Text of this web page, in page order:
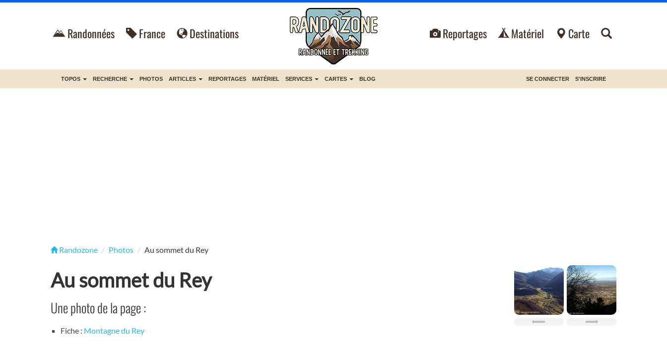
Randonnées France Destinations Reportages Matériel Carte
TOPOS RECHERCHE PHOTOS ARTICLES REPORTAGES MATÉRIEL SERVICES CARTES BLOG SE CONNECTER S'INSCRIRE
Randozone Photos Au sommet du Rey
Au sommet du Rey
Une photo de la page :
Fiche : Montagne du Rey